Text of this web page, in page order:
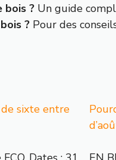
bois ? Un guide
? Pour des
sixte entre